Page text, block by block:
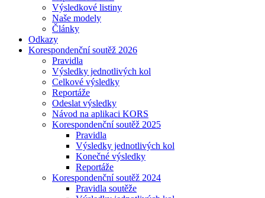
Výsledkové listiny
Naše modely
Články
Odkazy
Korespondenční soutěž 2026
Pravidla
Výsledky jednotlivých kol
Celkové výsledky
Reportáže
Odeslat výsledky
Návod na aplikaci KORS
Korespondenční soutěž 2025
Pravidla
Výsledky jednotlivých kol
Konečné výsledky
Reportáže
Korespondenční soutěž 2024
Pravidla soutěže